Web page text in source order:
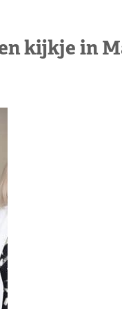
kijkje in